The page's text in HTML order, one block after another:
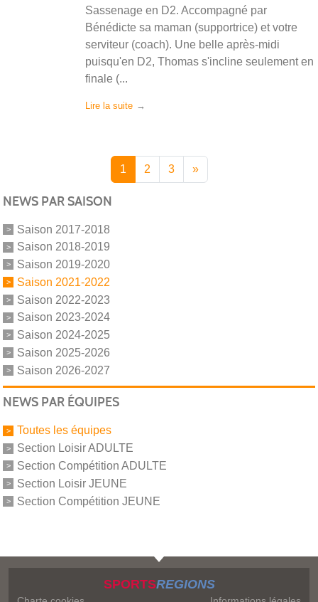
Sassenage en D2. Accompagné par
Bénédicte sa maman (supportrice) et votre
serviteur (coach). Une belle après-midi
puisqu'en D2, Thomas s'incline seulement en
finale (...
Lire la suite
1 2 3 »
NEWS PAR SAISON
Saison 2017-2018
Saison 2018-2019
Saison 2019-2020
Saison 2021-2022
Saison 2022-2023
Saison 2023-2024
Saison 2024-2025
Saison 2025-2026
Saison 2026-2027
NEWS PAR ÉQUIPES
Toutes les équipes
Section Loisir ADULTE
Section Compétition ADULTE
Section Loisir JEUNE
Section Compétition JEUNE
SPORTSREGIONS